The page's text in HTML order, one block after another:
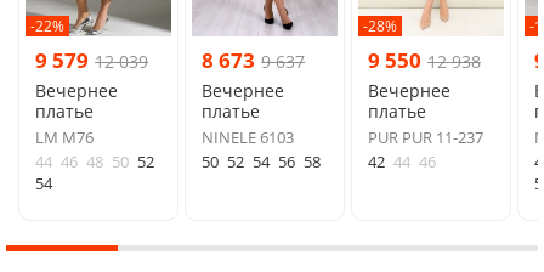
-22%
9 579 12 039
Вечернее
платье
LM М76
44 46 48 50 52
54
8 673 9 637
Вечернее
платье
NINELE 6103
50 52 54 56 58
-28%
9 550 12 938
Вечернее
платье
PUR PUR 11-237
42 44 46
-